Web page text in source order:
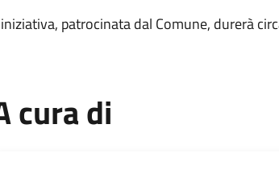
patrocinata dal Comune, durerà
cura di